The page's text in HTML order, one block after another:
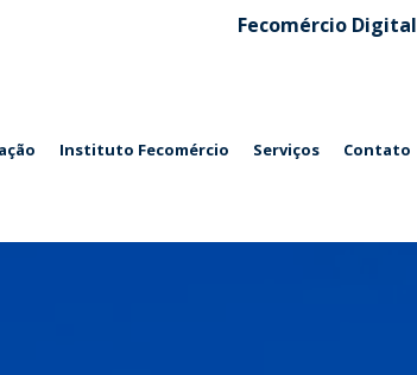
Fecomércio Digital
Instituto Fecomércio Serviços Contato